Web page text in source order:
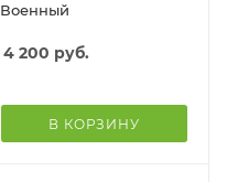
Военный
4 200 руб.
В КОРЗИНУ